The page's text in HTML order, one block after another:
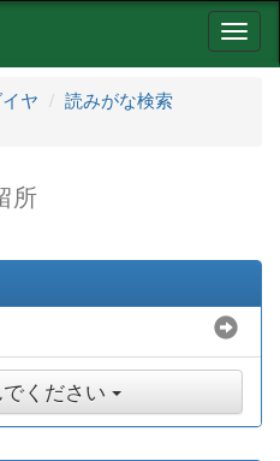
ナ
ビ
ヤ
読みがな検索
所
ください